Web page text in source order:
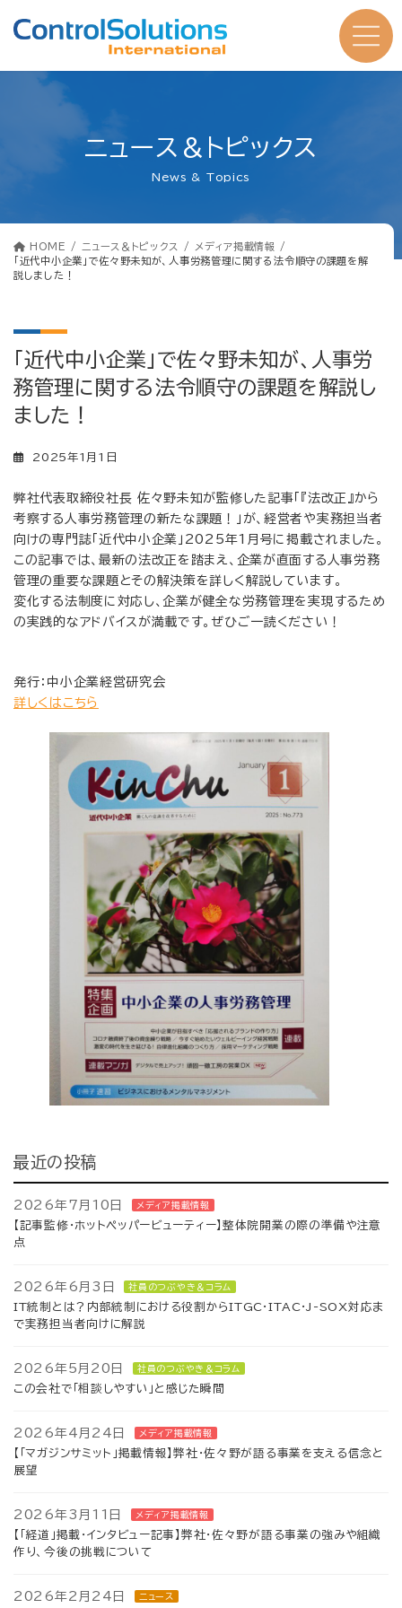
へ
ョ
ニュース＆トピックス
News & Topics
HOME ニュース＆トピックス
メディア掲載情報
「近代中小企業」で佐々野未知が、人事労務管理に関する法令順守の課題を解
説しました！
「近代中小企業」で佐々野未知が、人事労
務管理に関する法令順守の課題を解説し
ました！
2025年1月1日
弊社代表取締役社長 佐々野未知が監修した記事「『法改正』から
考察する人事労務管理の新たな課題！」が、経営者や実務担当者
向けの専門誌「近代中小企業」2025年1月号に掲載されました。
この記事では、最新の法改正を踏まえ、企業が直面する人事労務
管理の重要な課題とその解決策を詳しく解説しています。
変化する法制度に対応し、企業が健全な労務管理を実現するため
の実践的なアドバイスが満載です。ぜひご一読ください！
発行：中小企業経営研究会
詳しくはこちら
最近の投稿
2026年7月10日 メディア掲載情報
【記事監修・ホットペッパービューティー】整体院開業の際の準備や注意
点
2026年6月3日 社員のつぶやき＆コラム
IT統制とは？内部統制における役割からITGC·ITAC·J-SOX対応ま
で実務担当者向けに解説
2026年5月20日 社員のつぶやき＆コラム
この会社で「相談しやすい」と感じた瞬間
2026年4月24日 メディア掲載情報
【「マガジンサミット」掲載情報】弊社・佐々野が語る事業を支える信念と
展望
2026年3月11日 メディア掲載情報
【「経道」掲載・インタビュー記事】弊社・佐々野が語る事業の強みや組織
作り、今後の挑戦について
2026年2月24日 ニュース